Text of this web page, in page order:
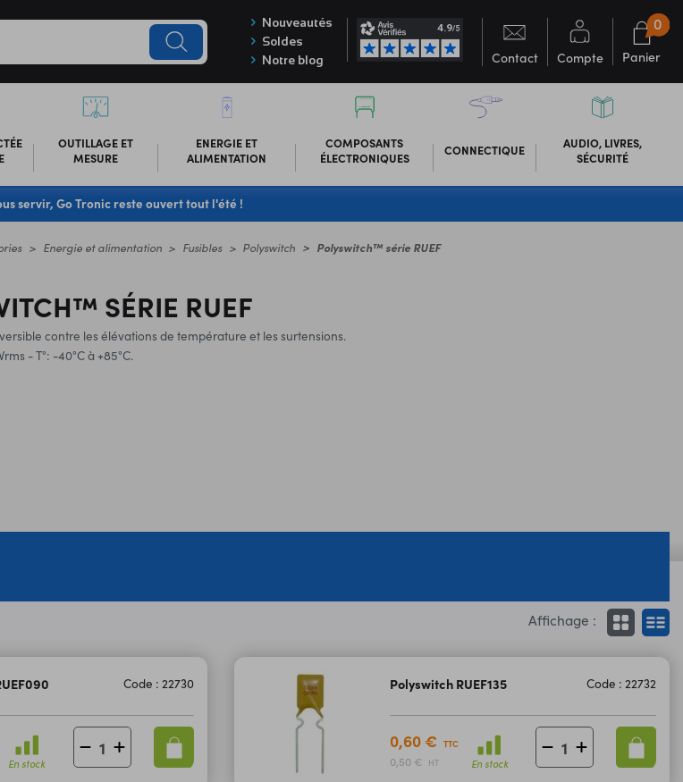
Nouveautés
Soldes
Notre blog
Contact Compte Panier
0
OUTILLAGE ET
MESURE
ENERGIE ET
ALIMENTATION
COMPOSANTS
ÉLECTRONIQUES
CONNECTIQUE
AUDIO, LIVRES,
SÉCURITÉ
servir, Go Tronic reste ouvert tout l'été !
Energie et alimentation Fusibles Polyswitch Polyswitch™ série RUEF
SÉRIE RUEF
contre les élévations de température et les surtensions.
- T°: -40°C à +85°C.
Affichage :
Code : 22730
En stock
Polyswitch RUEF135 Code : 22732
0,60 € TTC
0,50 € HT En stock